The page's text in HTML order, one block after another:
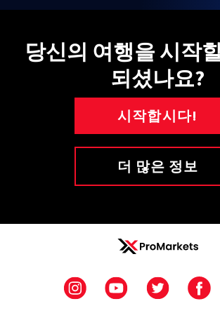
당신의 여행을 시작
되셨나요?
시작합시다!
더 많은 정보